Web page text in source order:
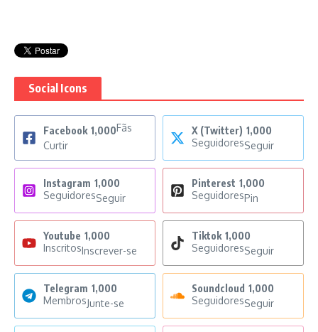
Social Icons
Facebook 1,000Fãs
Curtir
X (Twitter) 1,000
SeguidoresSeguir
Instagram 1,000
SeguidoresSeguir
Pinterest 1,000
SeguidoresPin
Youtube 1,000
InscritosInscrever-se
Tiktok 1,000
SeguidoresSeguir
Telegram 1,000
MembrosJunte-se
Soundcloud 1,000
SeguidoresSeguir